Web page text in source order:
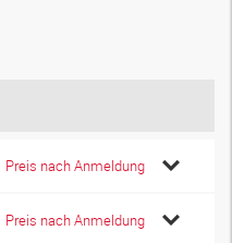
Preis nach Anmeldung
Preis nach Anmeldung